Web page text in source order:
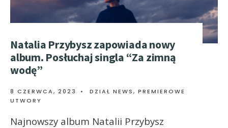
Natalia Przybysz zapowiada nowy
album. Posłuchaj singla “Za zimną
wodę”
8 CZERWCA, 2023 • DZIAŁ NEWS, PREMIEROWE
UTWORY
Najnowszy album Natalii Przybysz